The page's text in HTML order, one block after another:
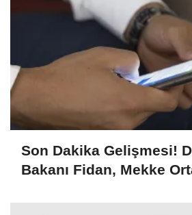
Son Dakika Gelişmesi!
Bakanı Fidan, Mekke
Antlaşması'nın kolektif